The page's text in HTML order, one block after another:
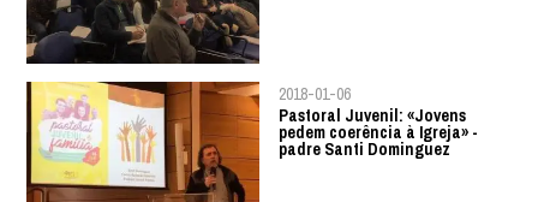
2018-01-06
Pastoral Juvenil: «Jovens
pedem coerência à Igreja» -
padre Santi Dominguez